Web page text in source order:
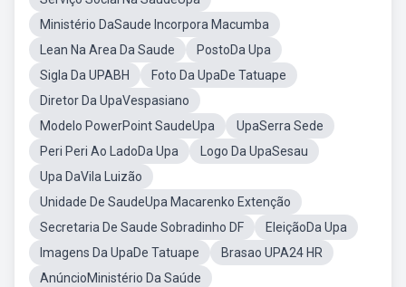
Ministério DaSaude Incorpora Macumba
Lean Na Area Da Saude
PostoDa Upa
Sigla Da UPABH
Foto Da UpaDe Tatuape
Diretor Da UpaVespasiano
Modelo PowerPoint SaudeUpa
UpaSerra Sede
Peri Peri Ao LadoDa Upa
Logo Da UpaSesau
Upa DaVila Luizão
Unidade De SaudeUpa Macarenko Extenção
Secretaria De Saude Sobradinho DF
EleiçãoDa Upa
Imagens Da UpaDe Tatuape
Brasao UPA24 HR
AnúncioMinistério Da Saúde